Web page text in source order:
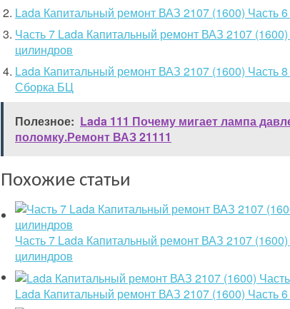
Lada Капитальный ремонт ВАЗ 2107 (1600) Часть
Часть 7 Lada Капитальный ремонт ВАЗ 2107
цилиндров
Lada Капитальный ремонт ВАЗ 2107 (1600) Часть
Сборка БЦ
Полезное: Lada 111 Почему мигает лампа
поломку.Ремонт ВАЗ 21111
Похожие статьи
Часть 7 Lada Капитальный ремонт ВАЗ 2107
цилиндров
Lada Капитальный ремонт ВАЗ 2107 (1600) Часть